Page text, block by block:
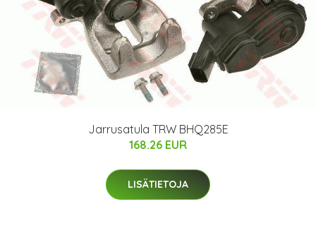
Jarrusatula TRW BHQ285E
168.26 EUR
LISÄTIETOJA